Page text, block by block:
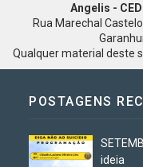
Angelis -
Rua Marechal
Qualquer material deste
POSTAGENS
ideia